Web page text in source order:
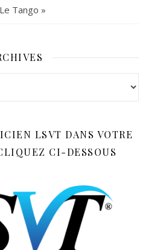
Tango »
LSVT DANS VOTRE
CI-DESSOUS